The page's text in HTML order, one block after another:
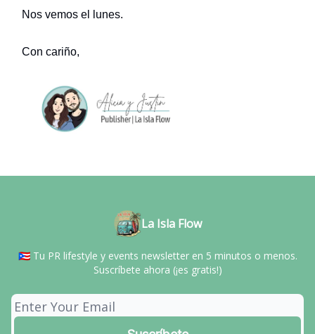
Nos vemos el lunes.
Con cariño,
La Isla Flow
🇵🇷 Tu PR lifestyle y events newsletter en 5 minutos o menos.
Suscríbete ahora (¡es gratis!)